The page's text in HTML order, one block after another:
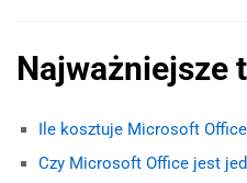
Najważniejsze
Ile kosztuje Microsoft
Czy Microsoft Office jest